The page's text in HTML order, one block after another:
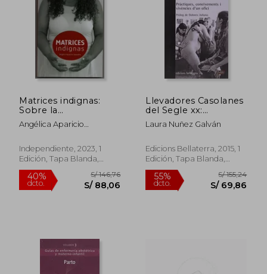
50% 40%
dcto.
Matrices indignas:
Sobre la
anticoncepción
forzada contra
en México. Un
acercamiento
Angélica Aparicio
Independiente, 2023, 1
Edición, Tapa Blanda,
Nuevo
Llevadores Casolanes
del Segle xx:
Pràctiques,
Coneixements i
Catalán)
Laura Nuñez Galván
Edicions Bellaterra, 2015, 1
Edición, Tapa Blanda,
Nuevo